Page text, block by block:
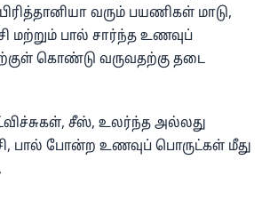
வரும் பயணிகள் மாடு,
மற்றும் பால் சார்ந்த உணவுப்
கொண்டு வருவதற்கு தடை
சீஸ், உலர்ந்த அல்லது
பால் போன்ற உணவுப் பொருட்கள் மீது